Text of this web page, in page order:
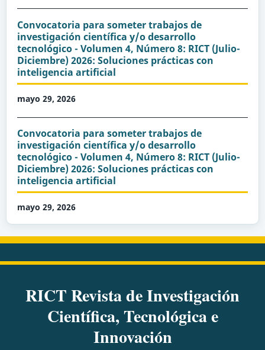
Convocatoria para someter trabajos de
investigación científica y/o desarrollo
tecnológico - Volumen 4, Número 8: RICT (Julio-
Diciembre) 2026: Soluciones prácticas con
inteligencia artificial
mayo 29, 2026
Convocatoria para someter trabajos de
investigación científica y/o desarrollo
tecnológico - Volumen 4, Número 8: RICT (Julio-
Diciembre) 2026: Soluciones prácticas con
inteligencia artificial
mayo 29, 2026
RICT Revista de Investigación
Científica, Tecnológica e
Innovación